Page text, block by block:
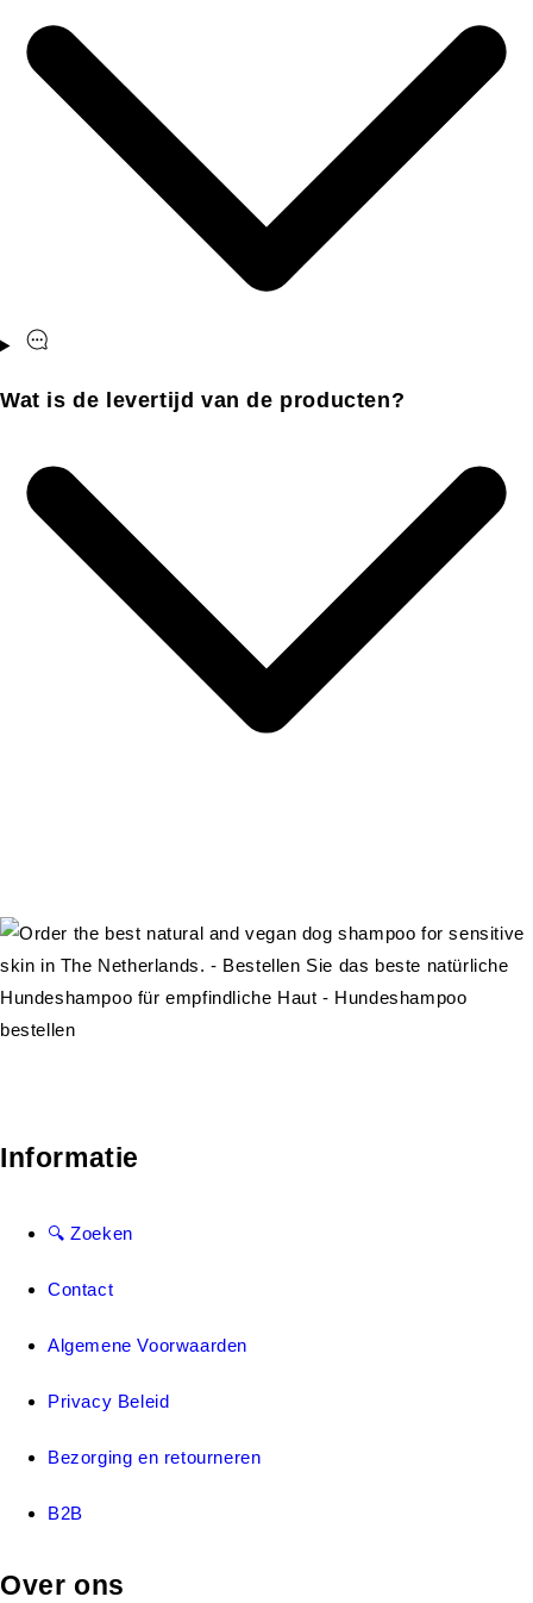
Wat is de levertijd van de producten?
Informatie
🔍 Zoeken
Contact
Algemene Voorwaarden
Privacy Beleid
Bezorging en retourneren
B2B
Over ons